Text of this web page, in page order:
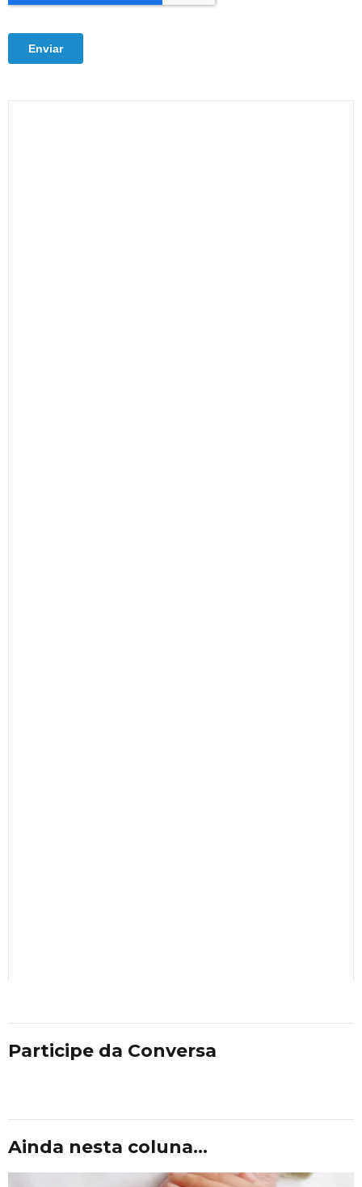
Participe da Conversa
Ainda nesta coluna...